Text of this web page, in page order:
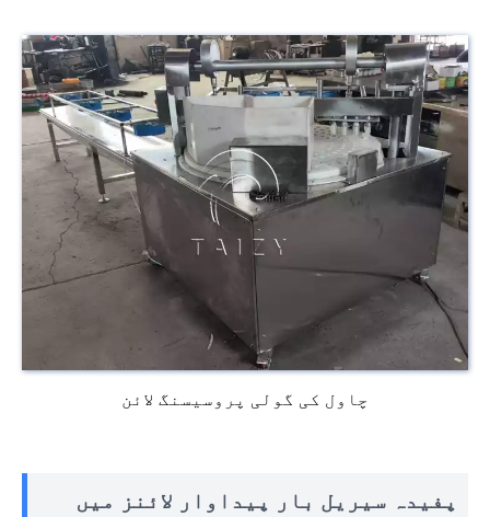
چاول کی گولی پروسیسنگ لائن
پفیدہ سیریل بار پیداوار لائنز میں